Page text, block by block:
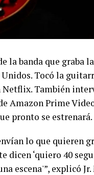
la banda que graba
Tocó la
También
Amazon Prime
pronto se estrenará.
lo que quieren
dicen ‘quiero 40
escena'”, explicó